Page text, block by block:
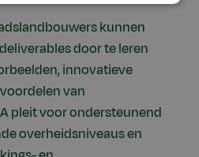
kunnen
door te leren
innovatieve
van
pleit voor ondersteunend
overheidsniveaus en